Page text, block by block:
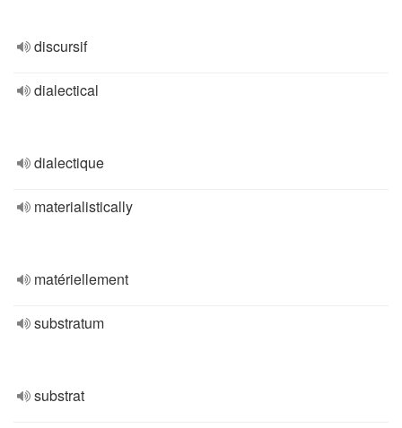
discursif
dialectical
dialectique
materialistically
matériellement
substratum
substrat